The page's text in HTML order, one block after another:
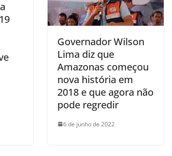
Governador Wilson
Lima diz que
Amazonas começou
nova história em
2018 e que agora não
pode regredir
6 de junho de 2022